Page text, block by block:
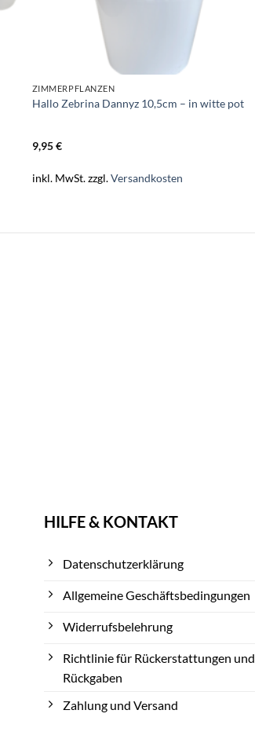
ZIMMERPFLANZEN
Hallo Zebrina Dannyz 10,5cm – in witte pot
9,95€
inkl. MwSt.zzgl.Versandkosten
HILFE & KONTAKT
Datenschutzerklärung
Allgemeine Geschäftsbedingungen
Widerrufsbelehrung
Richtlinie für Rückerstattungen und
Rückgaben
Zahlung und Versand